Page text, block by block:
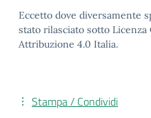
Eccetto dove diversamente
stato rilasciato sotto Licenza
Attribuzione 4.0 Italia.
Stampa / Condividi